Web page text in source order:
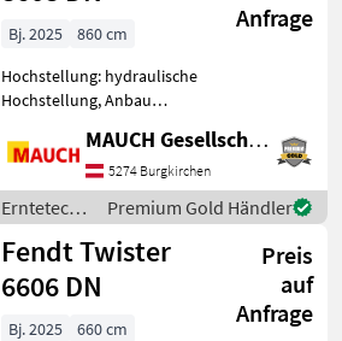
Anfrage
Bj. 2025
860 cm
Hochstellung: hydraulische
Hochstellung, Anbau
Grenzstreueinrichtung,
Streuwinkelverstellung,
Schutzbügel Fendt Twister
8608DN - vorbestellte
Masch
MAUCH Gesellschaft m.b.H. & Co.KG
5274 Burgkirchen
Erntetechnik
Grünland /
Fendt
Premium Gold Händler
Fendt Twister
6606 DN
Preis
auf
Anfrage
Bj. 2025
660 cm